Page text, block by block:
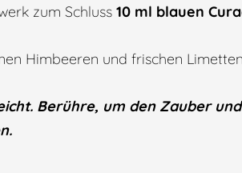
zum Schluss 10 ml blauen
Himbeeren und frischen
Berühre, um den Zauber